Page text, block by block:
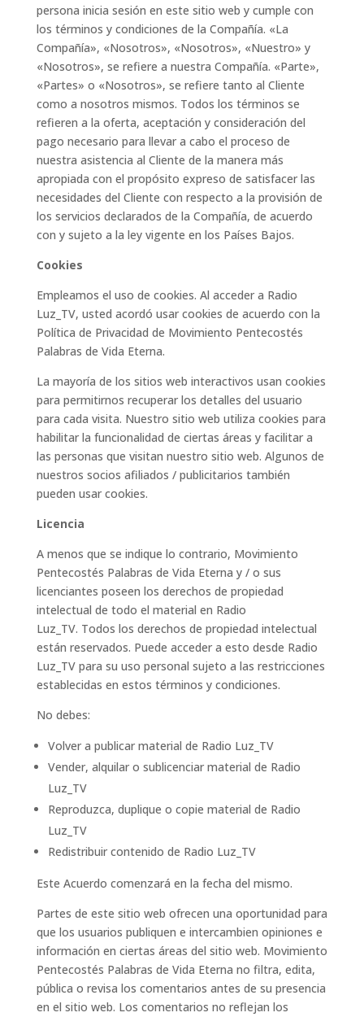
persona inicia sesión en este sitio web y cumple con
los términos y condiciones de la Compañía. «La
Compañía», «Nosotros», «Nosotros», «Nuestro» y
«Nosotros», se refiere a nuestra Compañía. «Parte»,
«Partes» o «Nosotros», se refiere tanto al Cliente
como a nosotros mismos. Todos los términos se
refieren a la oferta, aceptación y consideración del
pago necesario para llevar a cabo el proceso de
nuestra asistencia al Cliente de la manera más
apropiada con el propósito expreso de satisfacer las
necesidades del Cliente con respecto a la provisión de
los servicios declarados de la Compañía, de acuerdo
con y sujeto a la ley vigente en los Países Bajos.
Cookies
Empleamos el uso de cookies. Al acceder a Radio
Luz_TV, usted acordó usar cookies de acuerdo con la
Política de Privacidad de Movimiento Pentecostés
Palabras de Vida Eterna.
La mayoría de los sitios web interactivos usan cookies
para permitirnos recuperar los detalles del usuario
para cada visita. Nuestro sitio web utiliza cookies para
habilitar la funcionalidad de ciertas áreas y facilitar a
las personas que visitan nuestro sitio web. Algunos de
nuestros socios afiliados / publicitarios también
pueden usar cookies.
Licencia
A menos que se indique lo contrario, Movimiento
Pentecostés Palabras de Vida Eterna y / o sus
licenciantes poseen los derechos de propiedad
intelectual de todo el material en Radio
Luz_TV. Todos los derechos de propiedad intelectual
están reservados. Puede acceder a esto desde Radio
Luz_TV para su uso personal sujeto a las restricciones
establecidas en estos términos y condiciones.
No debes:
Volver a publicar material de Radio Luz_TV
Vender, alquilar o sublicenciar material de Radio
Luz_TV
Reproduzca, duplique o copie material de Radio
Luz_TV
Redistribuir contenido de Radio Luz_TV
Este Acuerdo comenzará en la fecha del mismo.
Partes de este sitio web ofrecen una oportunidad para
que los usuarios publiquen e intercambien opiniones e
información en ciertas áreas del sitio web. Movimiento
Pentecostés Palabras de Vida Eterna no filtra, edita,
pública o revisa los comentarios antes de su presencia
en el sitio web. Los comentarios no reflejan los